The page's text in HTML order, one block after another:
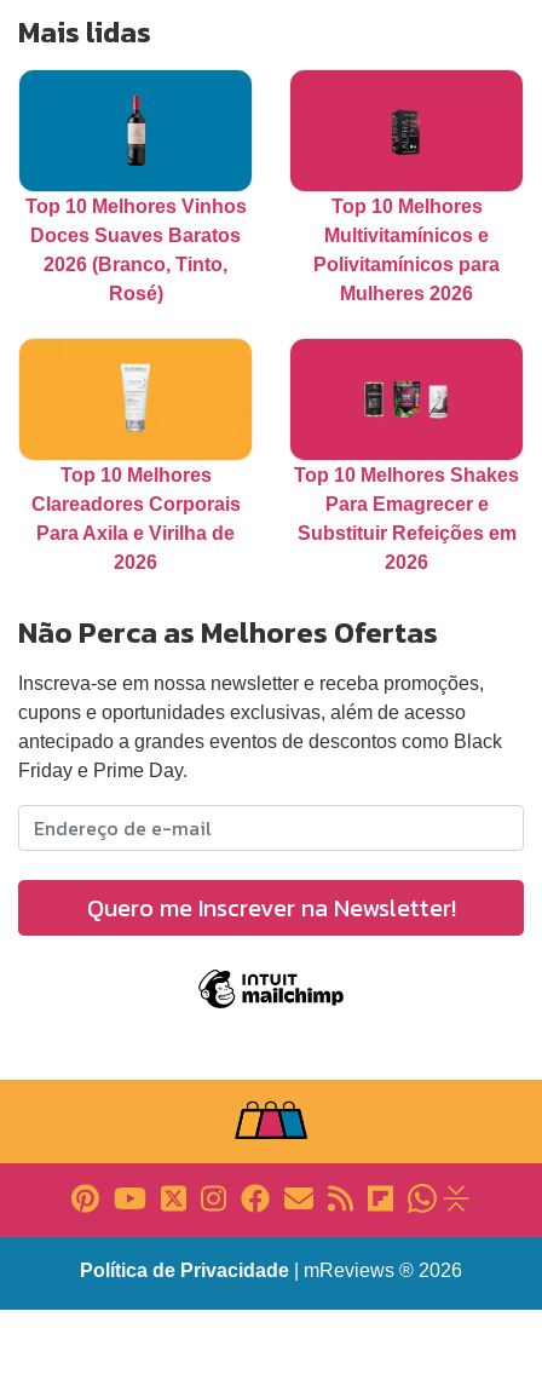
Mais lidas
Top 10 Melhores Vinhos
Doces Suaves Baratos
2026 (Branco, Tinto,
Rosé)
Top 10 Melhores
Multivitamínicos e
Polivitamínicos para
Mulheres 2026
Top 10 Melhores
Clareadores Corporais
Para Axila e Virilha de
2026
Top 10 Melhores Shakes
Para Emagrecer e
Substituir Refeições em
2026
Não Perca as Melhores Ofertas
Inscreva-se em nossa newsletter e receba promoções,
cupons e oportunidades exclusivas, além de acesso
antecipado a grandes eventos de descontos como Black
Friday e Prime Day.
Política de Privacidade | mReviews ® 2026